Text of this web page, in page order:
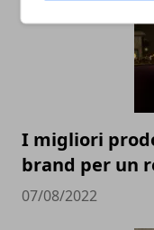
I migliori
brand per un
07/08/2022